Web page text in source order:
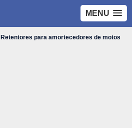
MENU
Retentores para amortecedores de motos